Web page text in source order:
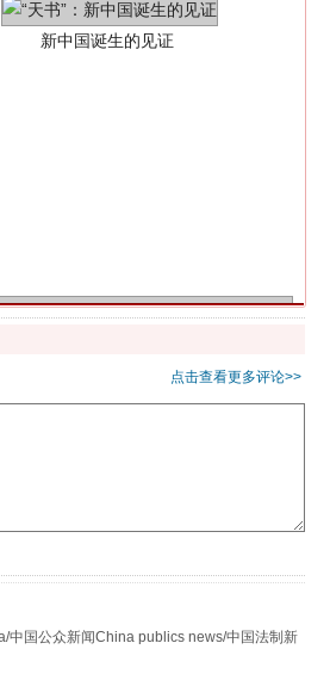
别拿“量子”当幌子
点击查看更多评论>>
中国公众新闻China publics news/中国法制新